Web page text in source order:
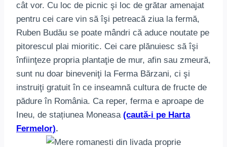
cât vor. Cu loc de picnic şi loc de grătar amenajat
pentru cei care vin să îşi petreacă ziua la fermă,
Ruben Budău se poate mândri că aduce noutate pe
pitorescul plai mioritic. Cei care plănuiesc să îşi
înfiinţeze propria plantaţie de mur, afin sau zmeură,
sunt nu doar bineveniţi la Ferma Bărzani, ci şi
instruiţi gratuit în ce inseamnă cultura de fructe de
pădure în România. Ca reper, ferma e aproape de
Ineu, de stațiunea Moneasa (caută-i pe Harta
Fermelor).